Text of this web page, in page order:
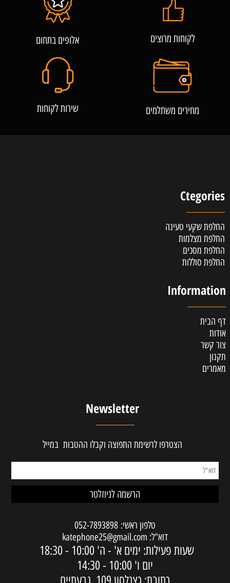
לקוחות מרוצים אלופים בתחום
מחירים משתלמים שירות לקוחות
Ctegories
החלפת שקעי טעינה
החלפת מצלמות
החלפת מסכים
החלפת סוללות
Information
דף הבית
אודות
צור קשר
תקנון
מאמרים
Newsletter
הצטרפו לרשימת התפוצה וקבלו ההטבות במייל
טלפון ראשי: 052-7893898
דוא"ל: katephone25@gmail.com
שעות פעילות: ימים א' - ה' 10:00 - 18:30
יום ו' 10:00 - 14:30